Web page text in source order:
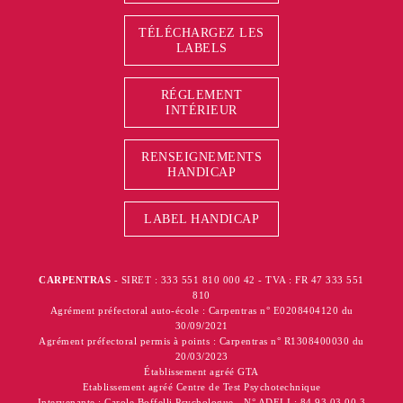
TÉLÉCHARGEZ LES
LABELS
RÉGLEMENT
INTÉRIEUR
RENSEIGNEMENTS
HANDICAP
LABEL HANDICAP
CARPENTRAS - SIRET : 333 551 810 000 42 - TVA : FR 47 333 551
810
Agrément préfectoral auto-école : Carpentras n° E0208404120 du
30/09/2021
Agrément préfectoral permis à points : Carpentras n° R1308400030 du
20/03/2023
Établissement agréé GTA
Etablissement agréé Centre de Test Psychotechnique